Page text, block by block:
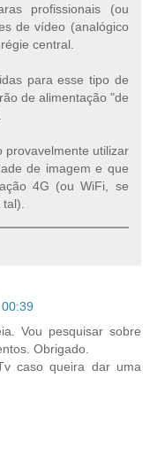
profissionais (ou
de vídeo (analógico
central.
para esse tipo de
de alimentação "de
provavelmente utilizar
de imagem e que
4G (ou WiFi, se
tal).
Vou pesquisar sobre
Obrigado.
caso queira dar uma